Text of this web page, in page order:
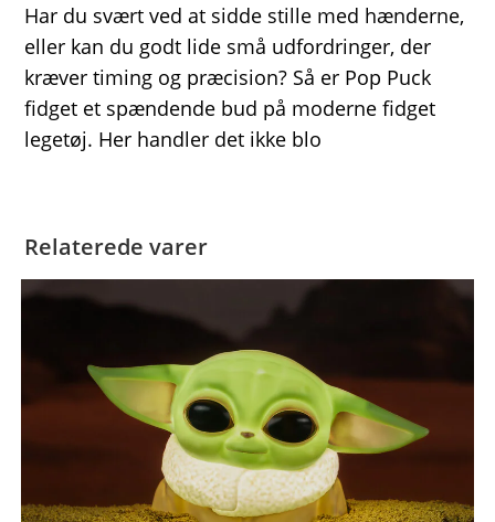
Har du svært ved at sidde stille med hænderne,
eller kan du godt lide små udfordringer, der
kræver timing og præcision? Så er Pop Puck
fidget et spændende bud på moderne fidget
legetøj. Her handler det ikke blo
Relaterede varer